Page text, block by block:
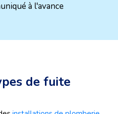
à l'avance
de fuite